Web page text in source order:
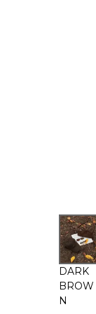
DARK
BROW
N